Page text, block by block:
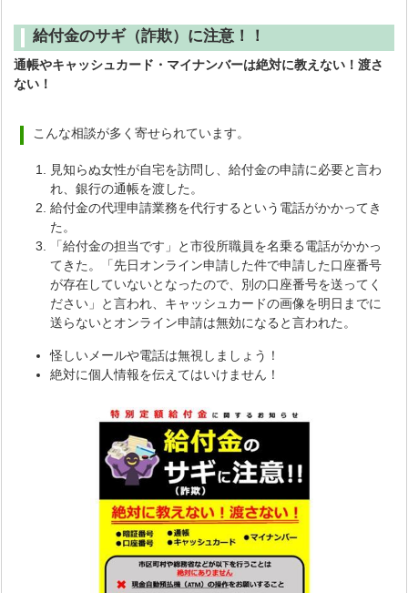
給付金のサギ（詐欺）に注意！！
通帳やキャッシュカード・マイナンバーは絶対に教えない！渡さ
ない！
こんな相談が多く寄せられています。
見知らぬ女性が自宅を訪問し、給付金の申請に必要と言わ
れ、銀行の通帳を渡した。
給付金の代理申請業務を代行するという電話がかかってき
た。
「給付金の担当です」と市役所職員を名乗る電話がかかっ
てきた。「先日オンライン申請した件で申請した口座番号
が存在していないとなったので、別の口座番号を送ってく
ださい」と言われ、キャッシュカードの画像を明日までに
送らないとオンライン申請は無効になると言われた。
怪しいメールや電話は無視しましょう！
絶対に個人情報を伝えてはいけません！